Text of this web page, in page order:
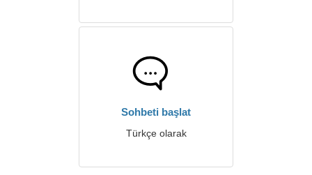
Sohbeti başlat
Türkçe olarak